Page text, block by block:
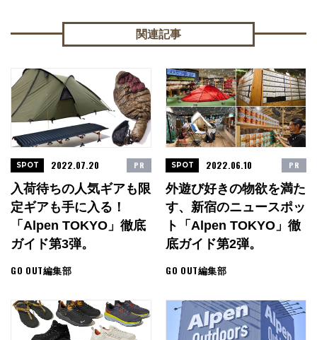
関連記事
入荷待ちの人気ギアも限
定ギアも手に入る！
「Alpen TOKYO」徹底
ガイド第3弾。
GO OUT編集部
SPOT 2022.07.20 PR
外遊び好きの物欲を満た
す、新宿のニュースポッ
ト「Alpen TOKYO」徹
底ガイド第2弾。
GO OUT編集部
SPOT 2022.06.10 PR